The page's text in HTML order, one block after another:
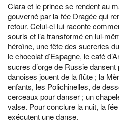
Clara et le prince se rendent au
gouverné par la fée Dragée qui
retour. Celui-ci lui raconte
souris et l’a transformé en lui-
héroïne, une fête des sucreries
le chocolat d’Espagne, le café
sucres d’orge de Russie
danoises jouent de la flûte ; la
enfants, les Polichinelles, de
cerceaux pour danser ; un
valse. Pour conclure la nuit, la
exécutent une danse.